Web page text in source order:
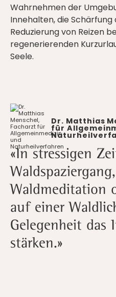
Wahrnehmen der
Innehalten, die Schärfung
Reduzierung von Reizen
regenerierenden
Seele.
Dr. Matthias
für
«In stressigen
Waldmeditation
auf einer
Gelegenheit das
stärken.»